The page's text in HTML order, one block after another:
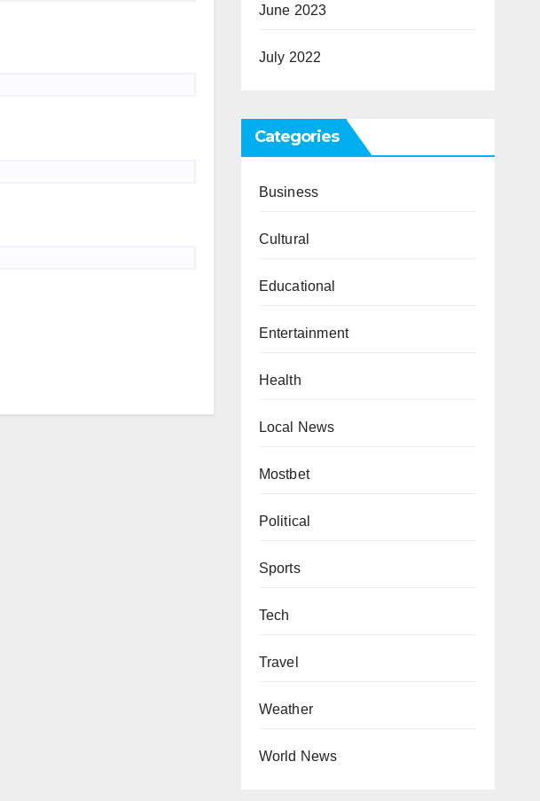
June 2023
July 2022
Categories
Business
Cultural
Educational
Entertainment
Health
Local News
Mostbet
Political
Sports
Tech
Travel
Weather
World News